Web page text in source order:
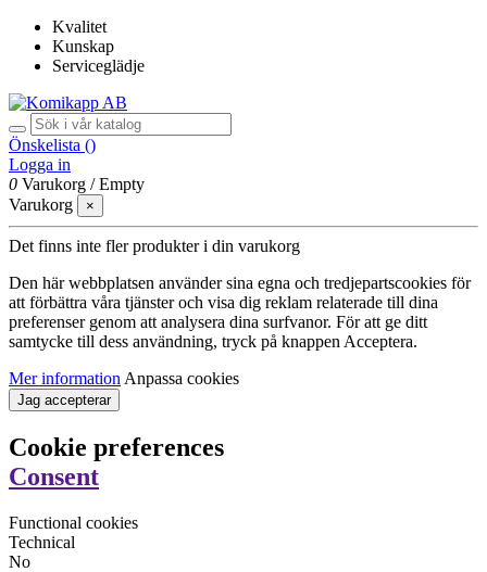
Kvalitet
Kunskap
Serviceglädje
Önskelista ()
Logga in
0 Varukorg /Empty
Varukorg
×
Det finns inte fler produkter i din varukorg
Den här webbplatsen använder sina egna och tredjepartscookies för
att förbättra våra tjänster och visa dig reklam relaterade till dina
preferenser genom att analysera dina surfvanor. För att ge ditt
samtycke till dess användning, tryck på knappen Acceptera.
Mer information Anpassa cookies
Jag accepterar
Cookie preferences
Consent
Functional cookies
Technical
No